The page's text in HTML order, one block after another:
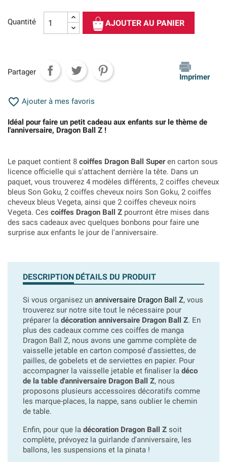
Quantité AJOUTER AU PANIER
Partager
Imprimer
 Ajouter à mes favoris
Idéal pour faire un petit cadeau aux enfants sur le thème de
l'anniversaire, Dragon Ball Z !
Le paquet contient 8 coiffes Dragon Ball Superen carton sous
licence officielle qui s'attachent derrière la tête. Dans un
paquet, vous trouverez 4 modèles différents, 2 coiffes cheveux
bleus Son Goku, 2 coiffes cheveux noirs Son Goku, 2 coiffes
cheveux bleus Vegeta, ainsi que 2 coiffes cheveux noirs
Vegeta. Ces coiffes Dragon Ball Z pourront être mises dans
des sacs cadeaux avec quelques bonbons pour faire une
surprise aux enfants le jour de l'anniversaire.
DESCRIPTION DÉTAILS DU PRODUIT
Si vous organisez un anniversaire Dragon Ball Z, vous
trouverez sur notre site tout le nécessaire pour
préparer la décoration anniversaire Dragon Ball Z. En
plus des cadeaux comme ces coiffes de manga
Dragon Ball Z, nous avons une gamme complète de
vaisselle jetable en carton composé d'assiettes, de
pailles, de gobelets et de serviettes en papier. Pour
accompagner la vaisselle jetable et finaliser la déco
de la table d'anniversaire Dragon Ball Z, nous
proposons plusieurs accessoires décoratifs comme
les marque-places, la nappe, sans oublier le chemin
de table.
Enfin, pour que la décoration Dragon Ball Z soit
complète, prévoyez la guirlande d'anniversaire, les
ballons, les suspensions et la pinata !